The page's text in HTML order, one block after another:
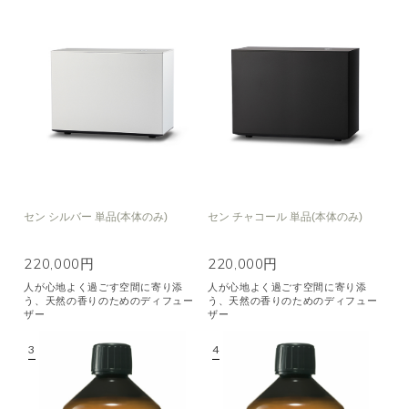
セン シルバー 単品(本体のみ)
220,000円
人が心地よく過ごす空間に寄り添
う、天然の香りのためのディフュー
ザー
セン チャコール 単品(本体のみ)
220,000円
人が心地よく過ごす空間に寄り添
う、天然の香りのためのディフュー
ザー